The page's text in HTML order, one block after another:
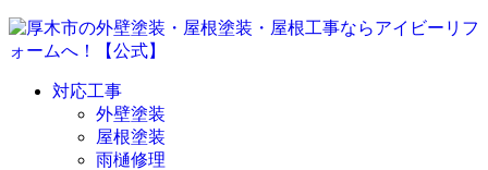
対応工事
外壁塗装
屋根塗装
雨樋修理